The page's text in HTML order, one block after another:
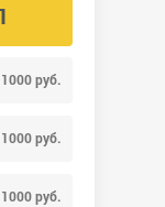
руб.
руб.
руб.